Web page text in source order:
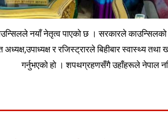
नयाँ नेतृत्व पाएको छ । सरकारले काउन्सिलको
र रजिस्ट्रारले बिहीबार स्वास्थ्य
गर्नुभएको हो । शपथग्रहणसँगै उहाँहरूले नेपाल